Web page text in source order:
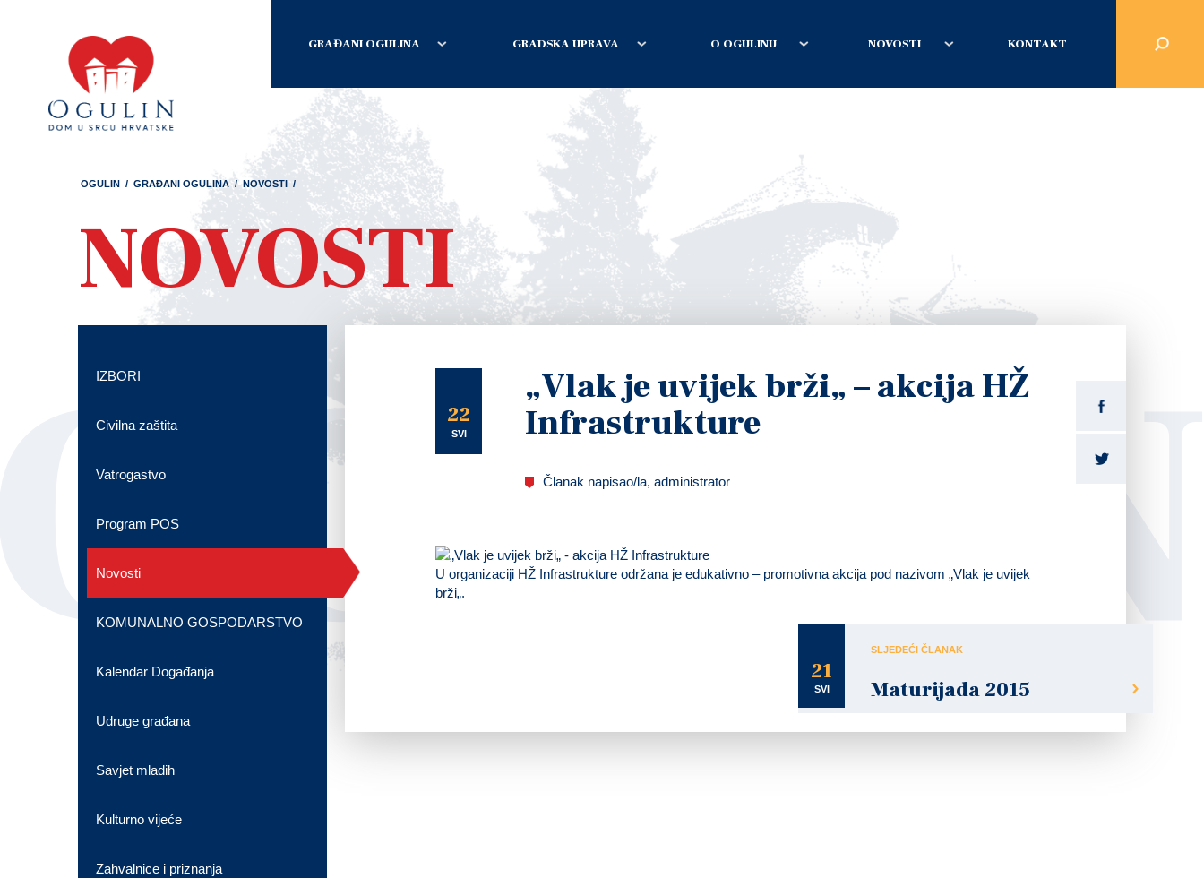
GRAĐANI OGULINA GRADSKA UPRAVA O OGULINU NOVOSTI KONTAKT
OGULIN / GRAĐANI OGULINA / NOVOSTI /
NOVOSTI
22
SVI
„Vlak je uvijek brži„ – akcija HŽ
Infrastrukture
Članak napisao/la, administrator
U organizaciji HŽ Infrastrukture održana je edukativno – promotivna akcija pod nazivom „Vlak je uvijek
brži„.
21
SVI
SLJEDEĆI ČLANAK
Maturijada 2015
IZBORI
Civilna zaštita
Vatrogastvo
Program POS
Novosti
KOMUNALNO GOSPODARSTVO
Kalendar Događanja
Udruge građana
Savjet mladih
Kulturno vijeće
Zahvalnice i priznanja